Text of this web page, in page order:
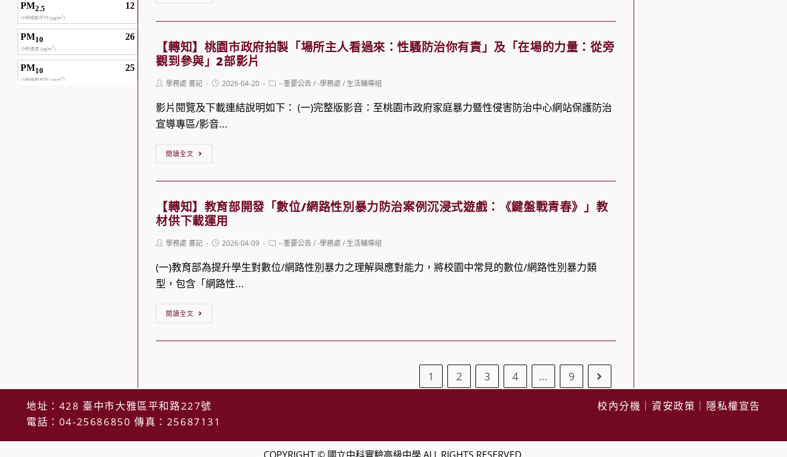
名
章
貸
款
之
利
義
務
級
中
等
校
性
別
平
育
議
題
入
教
學
教
案
甄
活
動
財
團
法
現
代
婦
金
會
檢
「『打
破
孤
立，
丹
【轉知】桃園市政府拍製「場所主人看過來：性騷防治你有責」及「在場的力量：從旁
觀到參與」2部影片
Post學務處 書記
Post2026-04-20
Post--重要公告 / -學務處 / 生活輔導組
影片閱覽及下載連結說明如下： (一)完整版影音：至桃園市政府家庭暴力暨性侵害防治中心網站保護防治
宣導專區/影音...
閱讀全文
桃
園
市
府
拍
製
騷
【轉知】教育部開發「數位/網路性別暴力防治案例沉浸式遊戲：《鍵盤戰青春》」教
材供下載運用
Post學務處 書記
Post2026-04-09
Post--重要公告 / -學務處 / 生活輔導組
(一)教育部為提升學生對數位/網路性別暴力之理解與應對能力，將校園中常見的數位/網路性別暴力類
型，包含「網路性...
閱讀全文
教
開
「數
位/
1 2 3 4 ... 9 Go to the next page
地址：428 臺中市大雅區平和路227號
電話：04-25686850 傳真：25687131
校內分機 資安政策 隱私權宣告